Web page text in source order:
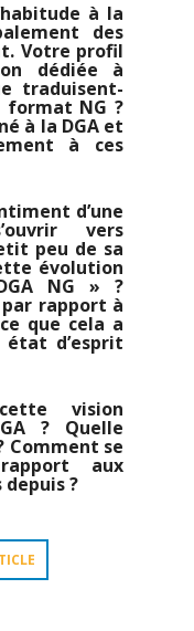
à la
des
Votre profil
dédiée à
traduisent-
format NG ?
à la DGA et
à ces
d’une
vers
peu de sa
évolution
NG » ?
rapport à
que cela a
d’esprit
vision
? Quelle
Comment se
aux
?